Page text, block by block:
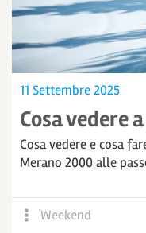
11 Settembre 2025
Cosa vedere
Cosa vedere e cosa
Merano 2000 alle
Weekend